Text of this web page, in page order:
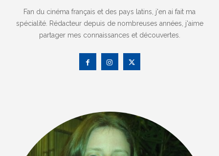
Fan du cinéma français et des pays latins, j'en ai fait ma
spécialité. Rédacteur depuis de nombreuses années, j'aime
partager mes connaissances et découvertes.